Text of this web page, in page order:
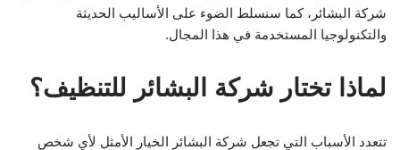
شركة البشائر، كما سنسلط الضوء على الأساليب الحديثة
والتكنولوجيا المستخدمة في هذا المجال.
لماذا تختار شركة البشائر للتنظيف؟
تتعدد الأسباب التي تجعل شركة البشائر الخيار الأمثل لأي شخص